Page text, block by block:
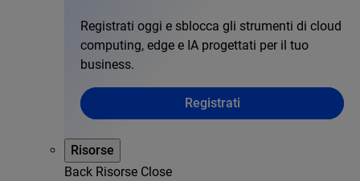
Registrati oggi e sblocca gli strumenti di cloud
computing, edge e IA progettati per il tuo
business.
Registrati
Risorse
Back Risorse Close